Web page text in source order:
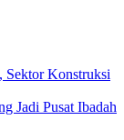
Konstruksi
Jadi Pusat Ibadah